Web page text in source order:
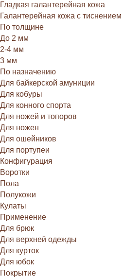
Гладкая галантерейная кожа
Галантерейная кожа с тиснением
По толщине
До 2 мм
2-4 мм
3 мм
По назначению
Для байкерской амуниции
Для кобуры
Для конного спорта
Для ножей и топоров
Для ножен
Для ошейников
Для портупеи
Конфигурация
Воротки
Пола
Полукожи
Кулаты
Применение
Для брюк
Для верхней одежды
Для курток
Для юбок
Покрытие